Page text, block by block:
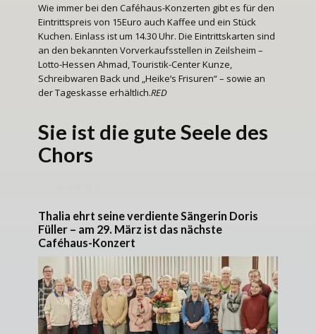
Wie immer bei den Caféhaus-Konzerten gibt es für den
Eintrittspreis von 15Euro auch Kaffee und ein Stück
Kuchen. Einlass ist um 14.30 Uhr. Die Eintrittskarten sind
an den bekannten Vorverkaufsstellen in Zeilsheim –
Lotto-Hessen Ahmad, Touristik-Center Kunze,
Schreibwaren Back und „Heike‘s Frisuren“ – sowie an
der Tageskasse erhältlich.RED
Sie ist die gute Seele des
Chors
Thalia ehrt seine verdiente Sängerin Doris
Füller – am 29. März ist das nächste
Caféhaus-Konzert